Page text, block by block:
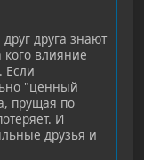
друга знают
кого влияние
Если
"ценный
прущая по
И
друзья и